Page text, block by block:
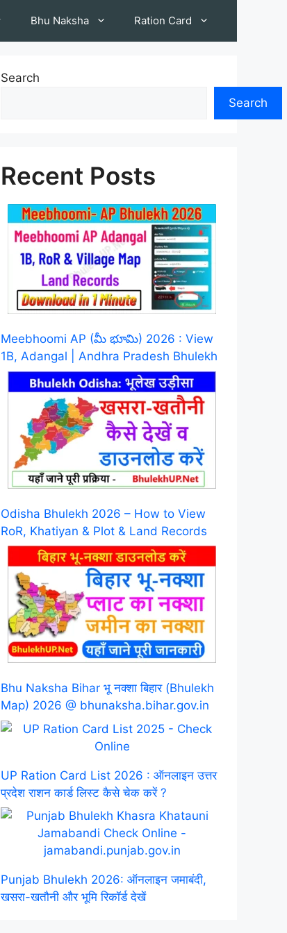
Bhu Naksha Ration Card
Search
Search
Recent Posts
Meebhoomi AP (మీ భూమి) 2026 : View
1B, Adangal | Andhra Pradesh Bhulekh
Odisha Bhulekh 2026 – How to View
RoR, Khatiyan & Plot & Land Records
Bhu Naksha Bihar भू नक्शा बिहार (Bhulekh
Map) 2026 @ bhunaksha.bihar.gov.in
UP Ration Card List 2026 : ऑनलाइन उत्तर
प्रदेश राशन कार्ड लिस्ट कैसे चेक करें ?
Punjab Bhulekh 2026: ऑनलाइन जमाबंदी,
खसरा-खतौनी और भूमि रिकॉर्ड देखें